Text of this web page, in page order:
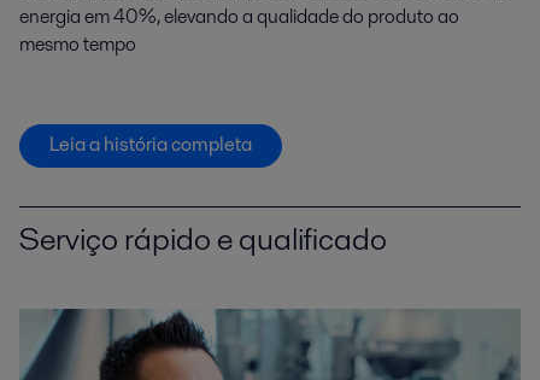
energia em 40%, elevando a qualidade do produto ao
mesmo tempo
Leia a história completa
Serviço rápido e qualificado